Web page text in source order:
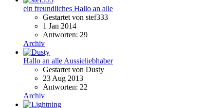
ein freundliches Hallo an alle
Gestartet von stef333
1 Jan 2014
Antworten: 29
Archiv
Hallo an alle Aussieliebhaber
Gestartet von Dusty
23 Aug 2013
Antworten: 22
Archiv